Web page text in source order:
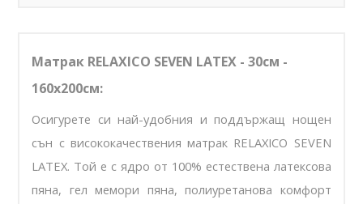
Матрак RELAXICO SEVEN LATEX - 30см -
160х200см:
Осигурете си най-удобния и поддържащ нощен
сън с висококачествения матрак RELAXICO SEVEN
LATEX. Той е с ядро от 100% естествена латексова
пяна, гел мемори пяна, полиуретанова комфорт